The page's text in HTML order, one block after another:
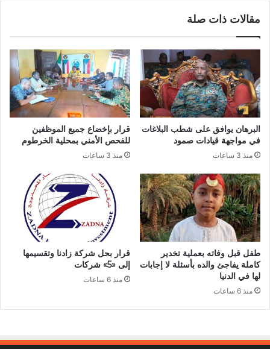
مقالات ذات صلة
البرهان يوافق على شطب البلاغات
في مواجهة قيادات صمود
منذ 3 ساعات
قرار بإخضاع جميع الموظفين
للفحص الأمني بمحلية الخرطوم
منذ 3 ساعات
طفل قبل وفاته بعملية تخدير
كاملة يفاجئ والده بأسئلة لا إجابات
لها في الدنيا
منذ 6 ساعات
قرار بحل شركة زادنا وتقسيمها
إلى «5» شركات
منذ 6 ساعات